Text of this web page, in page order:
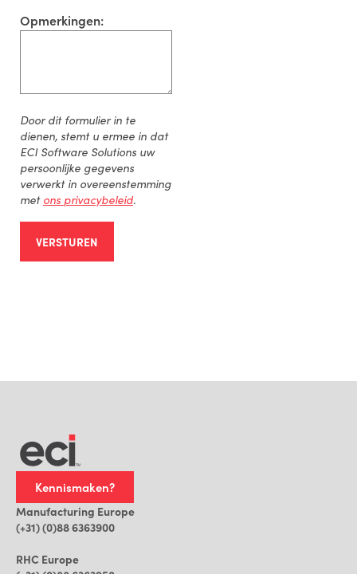
Opmerkingen:
Doordit formulierin te
dienen, stemtu ermeein dat
ECI Software Solutions uw
persoonlijke gegevens
verwerktin overeenstemming
met ons privacybeleid.
VERSTUREN
Kennismaken?
Manufacturing Europe
(+31) (0)88 6363900
RHC Europe